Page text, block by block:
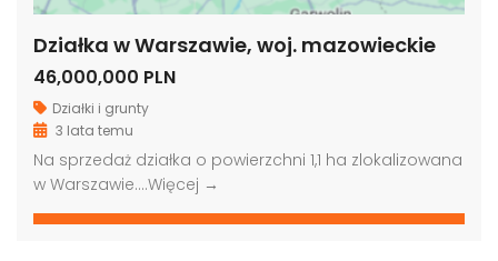
Działka w Warszawie, woj. mazowieckie
46,000,000 PLN
Działki i grunty
3 lata temu
Na sprzedaż działka o powierzchni 1,1 ha zlokalizowana
w Warszawie….Więcej →